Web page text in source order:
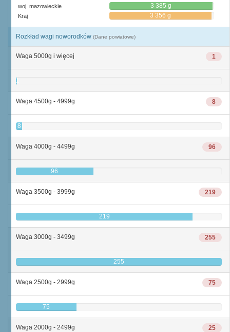
woj. mazowieckie 3 385 g
Kraj 3 356 g
Rozkład wagi noworodków (Dane powiatowe)
1
Waga 5000g i więcej
1
8
Waga 4500g - 4999g
8
96
Waga 4000g - 4499g
96
219
Waga 3500g - 3999g
219
255
Waga 3000g - 3499g
255
75
Waga 2500g - 2999g
75
25
Waga 2000g - 2499g